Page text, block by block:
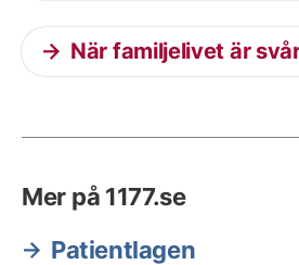
När familjelivet är
Mer på 1177.se
Patientlagen